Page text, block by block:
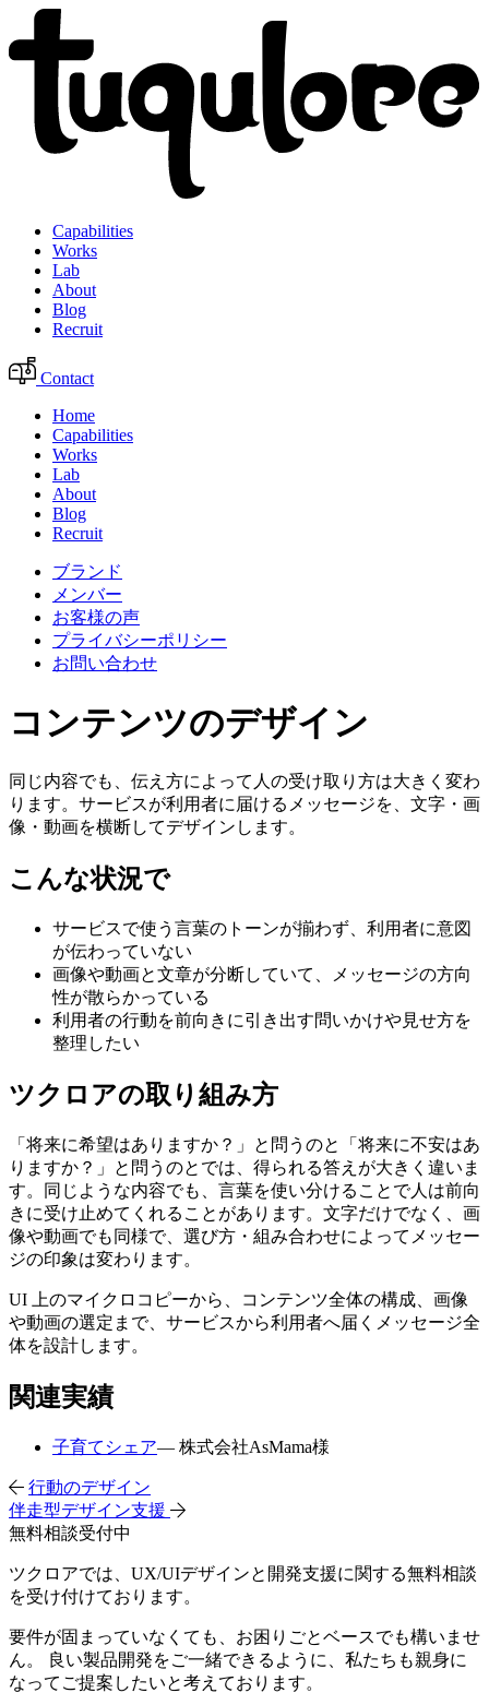
Capabilities
Works
Lab
About
Blog
Recruit
Contact
Home
Capabilities
Works
Lab
About
Blog
Recruit
ブランド
メンバー
お客様の声
プライバシーポリシー
お問い合わせ
コンテンツのデザイン
同じ内容でも、伝え方によって人の受け取り方は大きく変わ
ります。サービスが利用者に届けるメッセージを、文字・画
像・動画を横断してデザインします。
こんな状況で
サービスで使う言葉のトーンが揃わず、利用者に意図
が伝わっていない
画像や動画と文章が分断していて、メッセージの方向
性が散らかっている
利用者の行動を前向きに引き出す問いかけや見せ方を
整理したい
ツクロアの取り組み方
「将来に希望はありますか？」と問うのと「将来に不安はあ
りますか？」と問うのとでは、得られる答えが大きく違いま
す。同じような内容でも、言葉を使い分けることで人は前向
きに受け止めてくれることがあります。文字だけでなく、画
像や動画でも同様で、選び方・組み合わせによってメッセー
ジの印象は変わります。
UI 上のマイクロコピーから、コンテンツ全体の構成、画像
や動画の選定まで、サービスから利用者へ届くメッセージ全
体を設計します。
関連実績
子育てシェア— 株式会社AsMama様
行動のデザイン
伴走型デザイン支援
無料相談受付中
ツクロアでは、UX/UIデザインと開発支援に関する無料相談
を受け付けております。
要件が固まっていなくても、お困りごとベースでも構いませ
ん。 良い製品開発をご一緒できるように、私たちも親身に
なってご提案したいと考えております。